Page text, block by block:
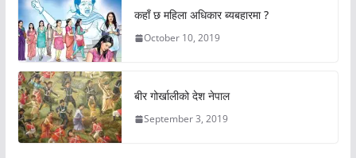
कहाँ छ महिला अधिकार ब्यबहारमा ?
October 10, 2019
बीर गोर्खालीको देश नेपाल
September 3, 2019